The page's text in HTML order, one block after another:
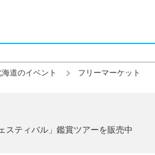
海道のイベント フリーマーケット
スティバル」鑑賞ツアーを販売中